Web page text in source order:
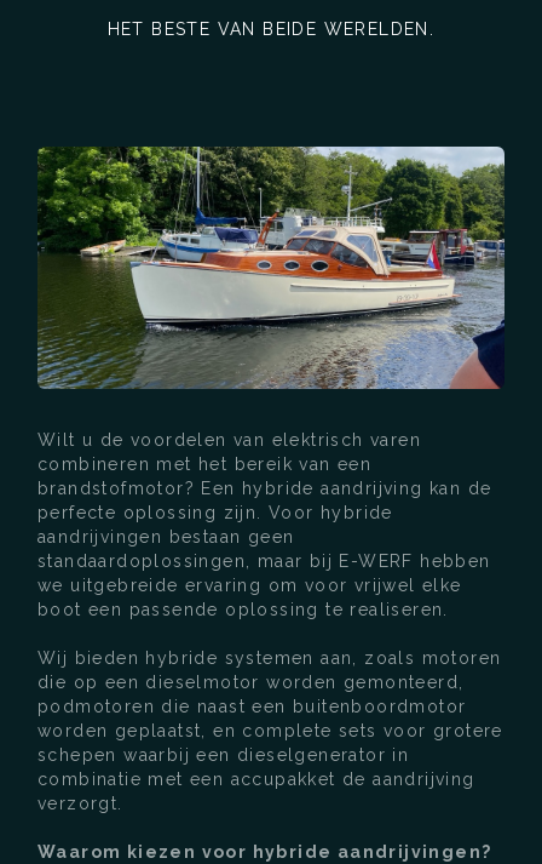
HET BESTE VAN BEIDE WERELDEN.
Wilt u de voordelen van elektrisch varen
combineren met het bereik van een
brandstofmotor? Een hybride aandrijving kan de
perfecte oplossing zijn. Voor hybride
aandrijvingen bestaan geen
standaardoplossingen, maar bij E-WERF hebben
we uitgebreide ervaring om voor vrijwel elke
boot een passende oplossing te realiseren.
Wij bieden hybride systemen aan, zoals motoren
die op een dieselmotor worden gemonteerd,
podmotoren die naast een buitenboordmotor
worden geplaatst, en complete sets voor grotere
schepen waarbij een dieselgenerator in
combinatie met een accupakket de aandrijving
verzorgt.
Waarom kiezen voor hybride aandrijvingen?